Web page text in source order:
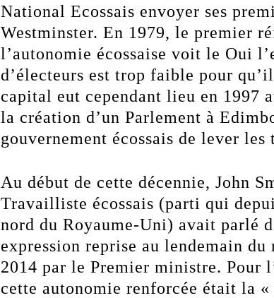
National Ecossais envoyer ses
Westminster. En 1979, le premier
l’autonomie écossaise voit le Oui
d’électeurs est trop faible pour
capital eut cependant lieu en 1997
la création d’un Parlement à
gouvernement écossais de lever les
Au début de cette décennie, John
Travailliste écossais (parti qui
nord du Royaume-Uni) avait parlé
expression reprise au lendemain du
2014 par le Premier ministre. Pour
cette autonomie renforcée était la